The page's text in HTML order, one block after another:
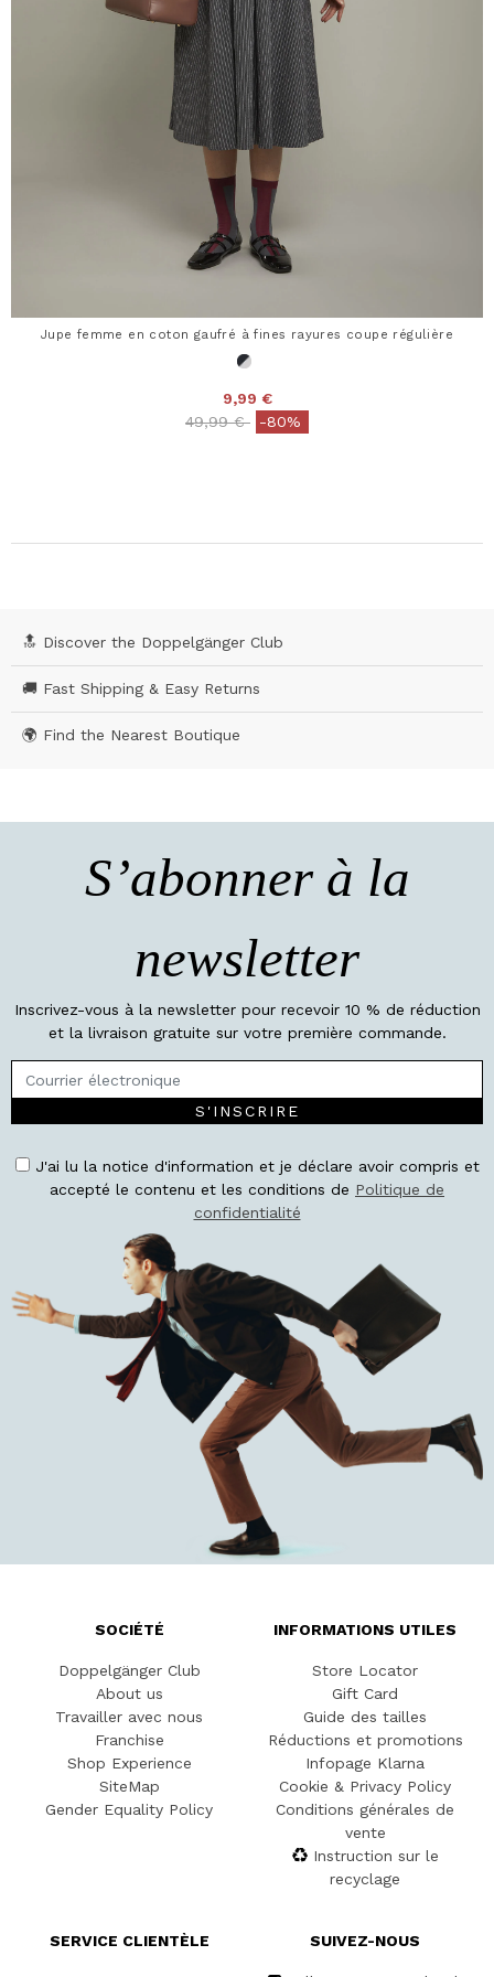
Jupe femme en coton gaufré à fines rayures coupe régulière
9,99 €
Price reduced from
49,99 €to-80%
🔝 Discover the Doppelgänger Club
🚚 Fast Shipping & Easy Returns
🌍 Find the Nearest Boutique
S’abonner à la
newsletter
Inscrivez-vous à la newsletter pour recevoir 10 % de réduction
et la livraison gratuite sur votre première commande.
S'INSCRIRE
J'ai lu la notice d'information et je déclare avoir compris et
accepté le contenu et les conditions de Politique de
confidentialité
SOCIÉTÉ
Doppelgänger Club
About us
Travailler avec nous
Franchise
Shop Experience
SiteMap
Gender Equality Policy
INFORMATIONS UTILES
Store Locator
Gift Card
Guide des tailles
Réductions et promotions
Infopage Klarna
Cookie & Privacy Policy
Conditions générales de
vente
Instruction sur le
recyclage
SERVICE CLIENTÈLE SUIVEZ-NOUS